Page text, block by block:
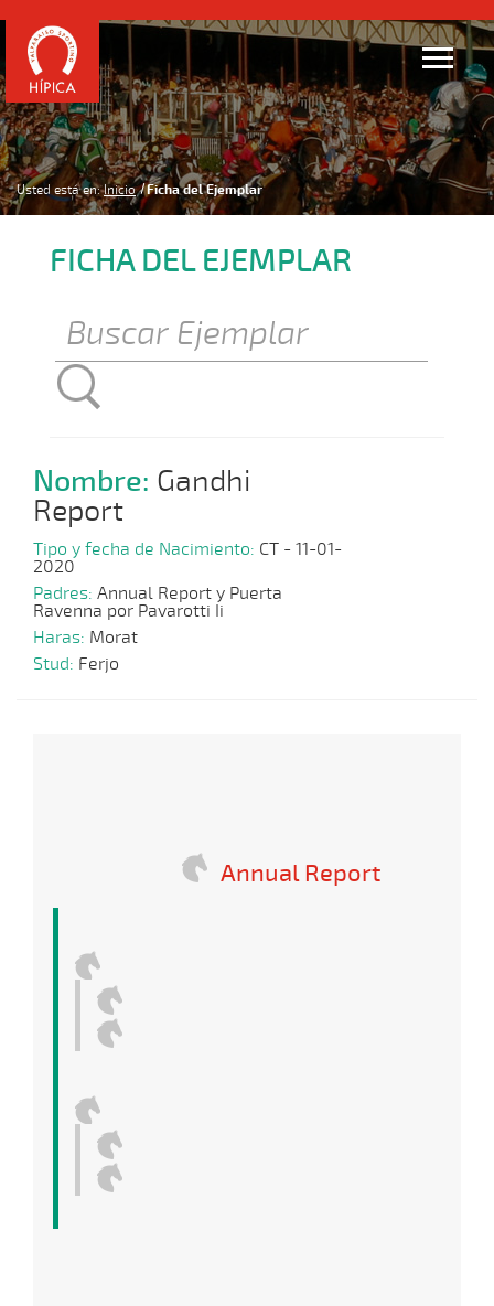
Usted está en: Inicio Ficha del Ejemplar
FICHA DEL EJEMPLAR
Nombre: Gandhi
Report
Tipo y fecha de Nacimiento: CT - 11-01-
2020
Padres: Annual Report y Puerta
Ravenna por Pavarotti Ii
Haras: Morat
Stud: Ferjo
Annual Report